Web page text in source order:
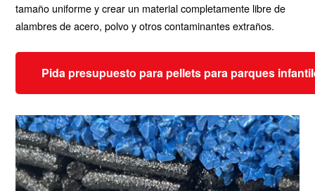
tamaño uniforme y crear un material completamente libre de
alambres de acero, polvo y otros contaminantes extraños.
Pida presupuesto para pellets para parques